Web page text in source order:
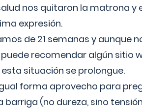
nos quitaron la matrona y
expresión.
de 21 semanas y aunque
recomendar algún sitio
situación se prolongue.
forma aprovecho para
barriga (no dureza, sino